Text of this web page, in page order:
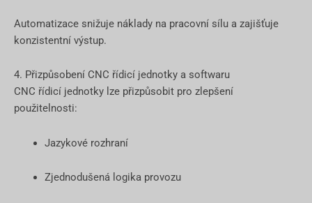
Automatizace snižuje náklady na pracovní sílu a zajišťuje
konzistentní výstup.
4. Přizpůsobení CNC řídicí jednotky a softwaru
CNC řídicí jednotky lze přizpůsobit pro zlepšení
použitelnosti:
Jazykové rozhraní
Zjednodušená logika provozu